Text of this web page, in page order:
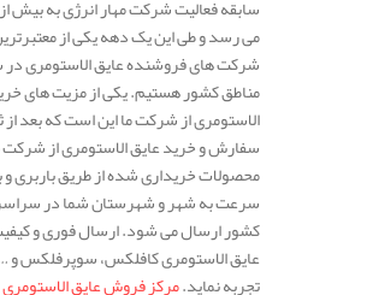
می رسد و طی این یک دهه یکی از
شرکت های فروشنده عایق الاستومری
مناطق کشور هستیم. یکی از مزیت های
الاستومری از شرکت ما این است که بعد
سفارش و خرید عایق الاستومری از شرکت
محصولات خریداری شده از طریق باربری و
سرعت به شهر و شهرستان شما در
کشور ارسال می شود. ارسال فوری و
عایق الاستومری کافلکس، سوپرفلکس و …
تجربه نماید.مرکز فروش عایق